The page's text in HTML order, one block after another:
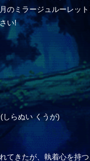
のミラージュルーレッ
い!
しらぬい くうが)
てきたが、執着心を持